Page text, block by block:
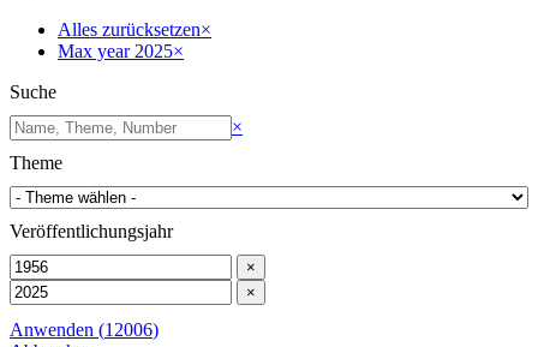
Alles zurücksetzen×
Max year 2025×
Suche
Suchen
×
Theme
Veröffentlichungsjahr
×
×
Anwenden (12006)